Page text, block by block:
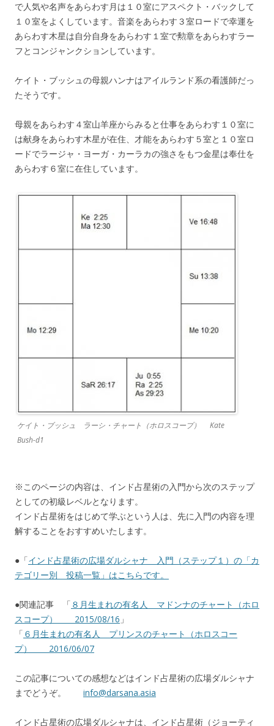
で人気や名声をあらわす月は１０室にアスペクト・バックして
１０室をよくしています。音楽をあらわす３室ロードで幸運を
あらわす木星は自分自身をあらわす１室で勲章をあらわすラー
フとコンジャンクションしています。
ケイト・ブッシュの母親ハンナはアイルランド系の看護師だっ
たそうです。
母親をあらわす４室山羊座からみると仕事をあらわす１０室に
は献身をあらわす木星が在住、才能をあらわす５室と１０室ロ
ードでラージャ・ヨーガ・カーラカの強さをもつ金星は奉仕を
あらわす６室に在住しています。
ケイト・ブッシュ ラーシ・チャート（ホロスコープ） Kate
Bush-d1
※このページの内容は、インド占星術の入門から次のステップ
としての初級レベルとなります。
インド占星術をはじめて学ぶという人は、先に入門の内容を理
解することをおすすめいたします。
●「インド占星術の広場ダルシャナ 入門（ステップ１）の「カ
テゴリー別 投稿一覧」はこちらです。
●関連記事 「 ８月生まれの有名人 マドンナのチャート（ホロ
スコープ） 2015/08/16 」
「 ６月生まれの有名人 プリンスのチャート（ホロスコー
プ） 2016/06/07
この記事についての感想などはインド占星術の広場ダルシャナ
までどうぞ。 info@darsana.asia
インド占星術の広場ダルシャナは、インド占星術（ジョーティ